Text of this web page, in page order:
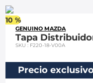
10 %
GENUINO MAZDA
Tapa
SKU: F220-18-V00A
Precio
2
3.
spark gt
ford fiesta
5.
optra
6.
mazda 3